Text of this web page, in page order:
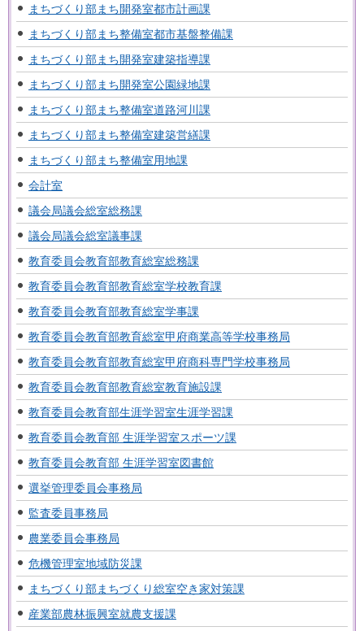
まちづくり部まち開発室都市計画課
まちづくり部まち整備室都市基盤整備課
まちづくり部まち開発室建築指導課
まちづくり部まち開発室公園緑地課
まちづくり部まち整備室道路河川課
まちづくり部まち整備室建築営繕課
まちづくり部まち整備室用地課
会計室
議会局議会総室総務課
議会局議会総室議事課
教育委員会教育部教育総室総務課
教育委員会教育部教育総室学校教育課
教育委員会教育部教育総室学事課
教育委員会教育部教育総室甲府商業高等学校事務局
教育委員会教育部教育総室甲府商科専門学校事務局
教育委員会教育部教育総室教育施設課
教育委員会教育部生涯学習室生涯学習課
教育委員会教育部 生涯学習室スポーツ課
教育委員会教育部 生涯学習室図書館
選挙管理委員会事務局
監査委員事務局
農業委員会事務局
危機管理室地域防災課
まちづくり部まちづくり総室空き家対策課
産業部農林振興室就農支援課